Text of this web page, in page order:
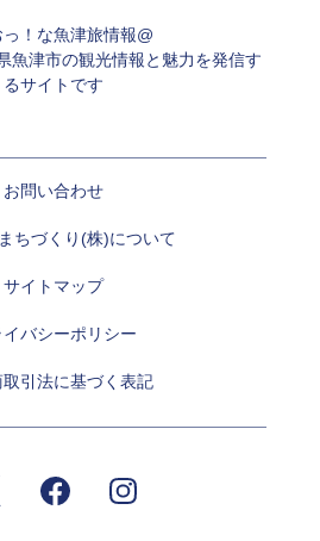
っ！な魚津旅情報@
魚津市の観光情報と魅力を発信す
るサイトです
お問い合わせ
ちづくり(株)について
サイトマップ
イバシーポリシー
引法に基づく表記